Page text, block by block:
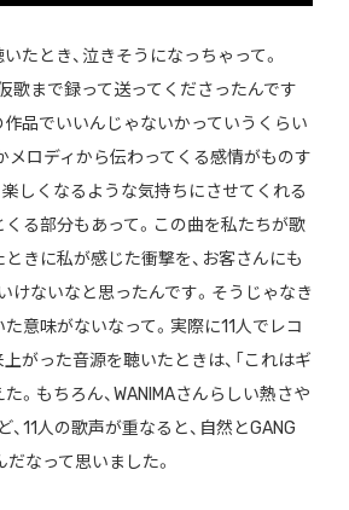
たとき、泣きそうになっちゃって。
歌まで録って送ってくださったんです
作品でいいんじゃないかっていうくらい
メロディから伝わってくる感情がものす
楽しくなるような気持ちにさせてくれる
くる部分もあって。この曲を私たちが歌
ときに私が感じた衝撃を、お客さんにも
けないなと思ったんです。そうじゃなき
た意味がないなって。実際に11人でレコ
がった音源を聴いたときは、「これはギ
。もちろん、WANIMAさんらしい熱さや
11人の歌声が重なると、自然とGANG
だなって思いました。